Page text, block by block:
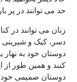
حد می توانند در پر
زنان می توانند در
دسر، کیک و شیرینی
دوستان خود به نهار
کنند و همین طور از
دوستان صمیمی خود